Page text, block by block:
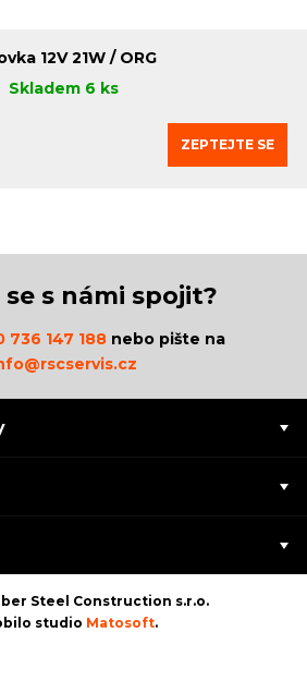
12V 21W / ORG
Skladem 6 ks
ZEPTEJTE SE
s námi spojit?
736 147 188 nebo pište na
Steel Construction s.r.o.
studio Matosoft.